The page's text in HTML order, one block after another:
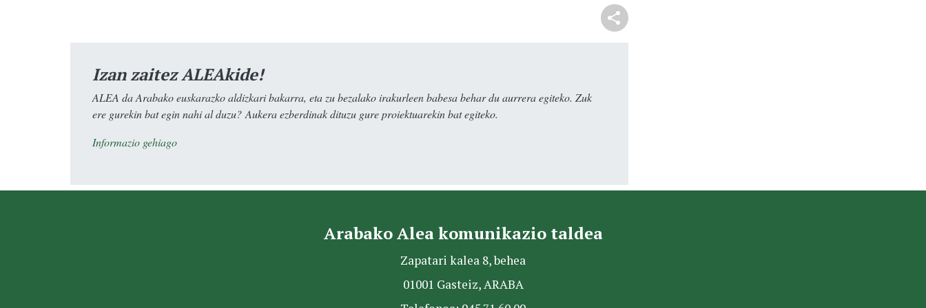
Izan zaitez ALEAkide!
ALEA da Arabako euskarazko aldizkari bakarra, eta zu bezalako irakurleen babesa behar du aurrera egiteko. Zuk
ere gurekin bat egin nahi al duzu? Aukera ezberdinak dituzu gure proiektuarekin bat egiteko.
Informazio gehiago
Arabako Alea komunikazio taldea
Zapatari kalea 8, behea
01001 Gasteiz, ARABA